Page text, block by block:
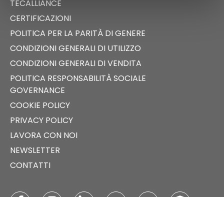
TECALLIANCE
CERTIFICAZIONI
POLITICA PER LA PARITÀ DI GENERE
CONDIZIONI GENERALI DI UTILIZZO
CONDIZIONI GENERALI DI VENDITA
POLITICA RESPONSABILITÀ SOCIALE
GOVERNANCE
COOKIE POLICY
PRIVACY POLICY
LAVORA CON NOI
NEWSLETTER
CONTATTI